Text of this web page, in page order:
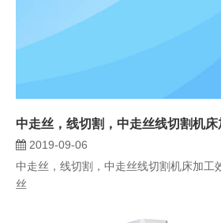
2019-09-06
中走丝，线切割，中走丝线切割机床加工
丝